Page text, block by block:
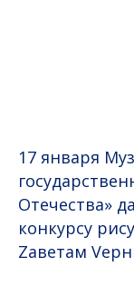
17 января
Отечества»
конкурсу
Zаветам